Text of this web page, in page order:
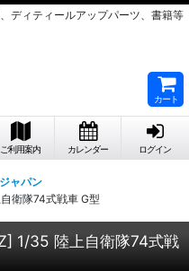
ディティールアップパーツ、書籍等
カート
ご利用案内 カレンダー ログイン
ャパン
衛隊74式戦車 G型
1/35 陸上自衛隊74式戦